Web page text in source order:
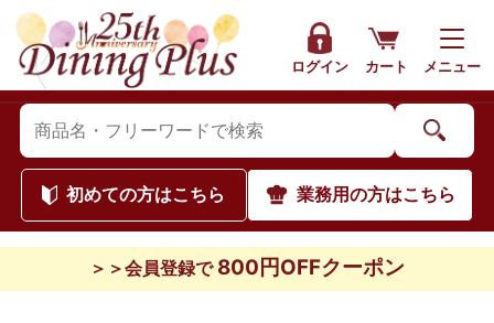
ログイン カート メニュー
初めての方はこちら 業務用の方はこちら
＞＞会員登録で 800円OFFクーポン